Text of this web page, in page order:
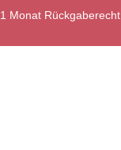
1 Monat Rückgaberecht